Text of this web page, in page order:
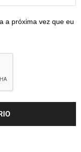
a próxima vez que eu